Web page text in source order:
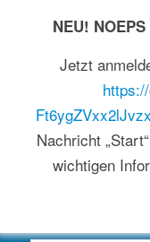
NEU!
Jetzt
Nachricht
wichtigen